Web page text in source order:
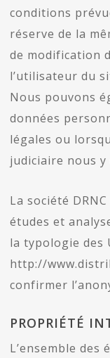
conditions
réserve de la
de modification
l’utilisateur du
Nous pouvons
données
légales ou
judiciaire nous
La société
études et
la typologie des
http://
confirmer
PROPRIÉTÉ
L’ensemble